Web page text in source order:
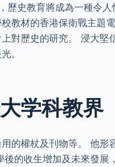
歷史教育將成為一種令
教材的香港保衛戰主題
對歷史的研究。 浸大堅
。
学科教界
的權杖及刊物等。 他形
的收生增加及未來發展